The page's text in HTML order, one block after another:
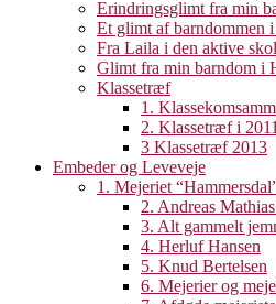
Erindringsglimt fra min
Et glimt af barndommen
Fra Laila i den aktive
Glimt fra min barndom i
Klassetræf
1.
2. Klassetræf i
3 Klassetræf 2013
Embeder og Leveveje
1. Mejeriet
2. Andreas
3. Alt gammelt
4. Herluf Hansen
5. Knud Bertelsen
6. Mejerier og